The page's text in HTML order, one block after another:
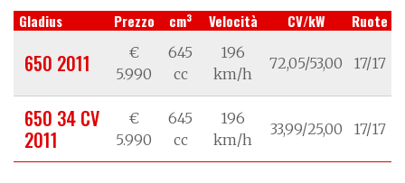
Gladius Prezzo cm3 Velocità CV/kW Ruote
650 2011
€
5.990
645
cc
196
km/h
72,05/53,00 17/17
650 34 CV
2011
€
5.990
645
cc
196
km/h
33,99/25,00 17/17